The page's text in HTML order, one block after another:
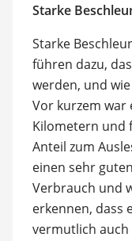
Starke
Starke
führen dazu,
werden, und
Vor kurzem war
Kilometern und
Anteil zum
einen sehr
Verbrauch und
erkennen, dass
vermutlich